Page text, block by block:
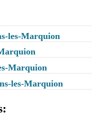
les-Marquion
Marquion
les-Marquion